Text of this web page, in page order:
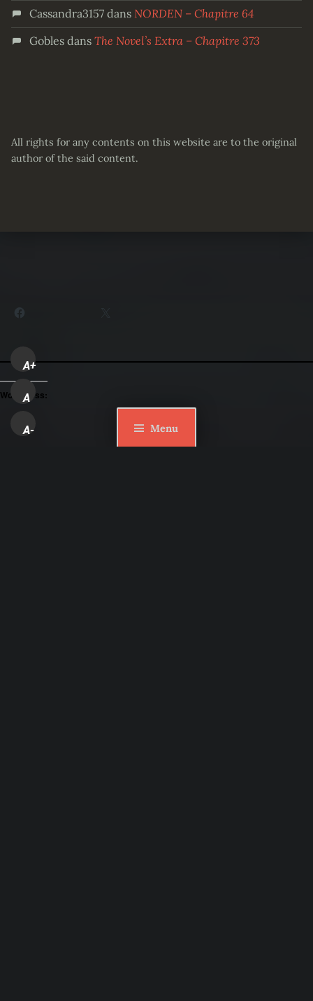
Menu
Cassandra3157dans NORDEN – Chapitre 64
Goblesdans The Novel’s Extra – Chapitre 373
All rights for any contents on this website are to the original
author of the said content.
A+
A
A-
WordPress: